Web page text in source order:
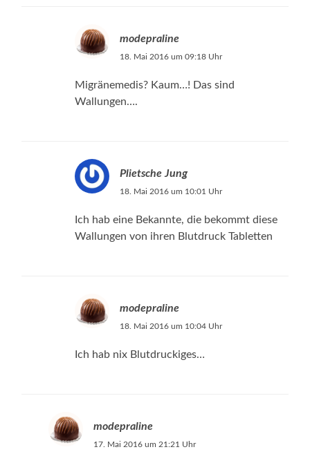
modepraline
18. Mai 2016 um 09:18 Uhr
Migränemedis? Kaum…! Das sind
Wallungen….
Plietsche Jung
18. Mai 2016 um 10:01 Uhr
Ich hab eine Bekannte, die bekommt diese
Wallungen von ihren Blutdruck Tabletten
modepraline
18. Mai 2016 um 10:04 Uhr
Ich hab nix Blutdruckiges…
modepraline
17. Mai 2016 um 21:21 Uhr